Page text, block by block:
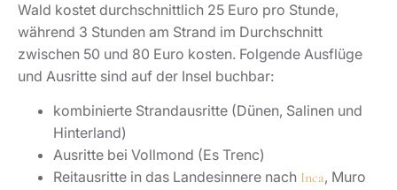
Wald kostet durchschnittlich 25 Euro pro Stunde,
während 3 Stunden am Strand im Durchschnitt
zwischen 50 und 80 Euro kosten. Folgende Ausflüge
und Ausritte sind auf der Insel buchbar:
kombinierte Strandausritte (Dünen, Salinen und
Hinterland)
Ausritte bei Vollmond (Es Trenc)
Reitausritte in das Landesinnere nach Inca, Muro